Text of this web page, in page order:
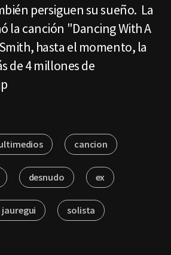
persiguen su sueño. La
la canción "Dancing With A
hasta el momento, la
de 4 millones de
cancion
desnudo ex
solista